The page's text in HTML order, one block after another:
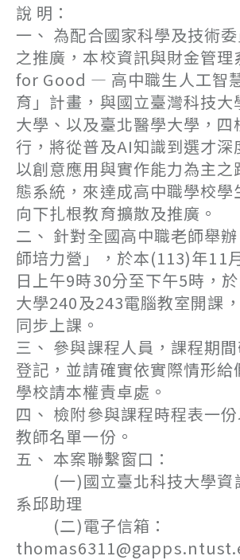
說 明：
一、 為配合國家科學及技術
之推廣，本校資訊與財金管理
for Good — 高中職生人工智
育」計畫，與國立臺灣科技大
大學、以及臺北醫學大學，四
行，將從普及AI知識到選才深
以創意應用與實作能力為主
態系統，來達成高中職學校學
向下扎根教育擴散及推廣。
二、 針對全國高中職老師舉
師培力營」，於本(113)年11
日上午9時30分至下午5時，
大學240及243電腦教室開課
同步上課。
三、 參與課程人員，課程期
登記，並請確實依實際情形給
學校請本權責卓處。
四、 檢附參與課程時程表一
教師名單一份。
五、 本案聯繫窗口：
(一)國立臺北科技大學資
系邱助理
(二)電子信箱：